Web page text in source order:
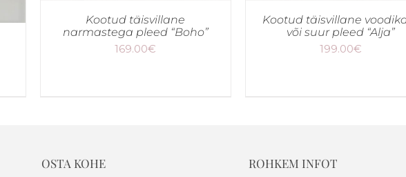
Kootud täisvillane
narmastega pleed “Boho”
169.00€
Kootud täisvillane
või suur pleed “Alja”
199.00€
OSTA KOHE ROHKEM INFOT